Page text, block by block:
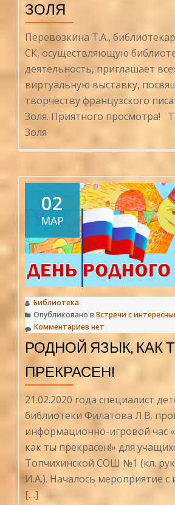
ЗОЛЯ
Перевозкина Т.А.,
СК, осуществляющую
деятельность, приглашает
виртуальную выставку,
творчеству французского
Золя. Приятного просмотра!
Золя
02
МАР
Библиотека
Опубликовано в Встречи с
Комментариев нет
РОДНОЙ ЯЗЫК, КАК
ПРЕКРАСЕН!
21.02.2020 года специалист
библиотеки Филатова Л.В.
информационно-игровой час
как ты прекрасен!» для
Топчихинской СОШ №1 (кл.
И.А.). Началось мероприятие с
[…]